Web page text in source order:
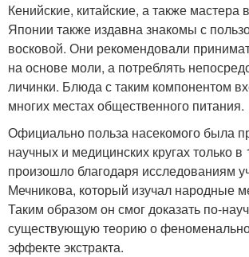
Кенийские, китайские, а также мастера
Японии также издавна знакомы с
восковой. Они рекомендовали
на основе моли, а потреблять
личинки. Блюда с таким компонентом
многих местах общественного питания.
Официально польза насекомого была
научных и медицинских кругах только в
произошло благодаря исследованиям
Мечникова, который изучал народные
Таким образом он смог доказать по-
существующую теорию о
эффекте экстракта.